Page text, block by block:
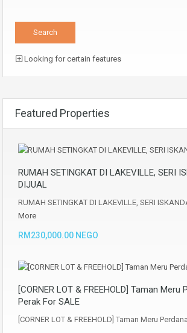
Looking for certain features
Featured Properties
RUMAH SETINGKAT DI LAKEVILLE, SERI
DIJUAL
RUMAH SETINGKAT DI LAKEVILLE, SERI
More
RM230,000.00 NEGO
[CORNER LOT & FREEHOLD] Taman Meru
Perak For SALE
[CORNER LOT & FREEHOLD] Taman Meru